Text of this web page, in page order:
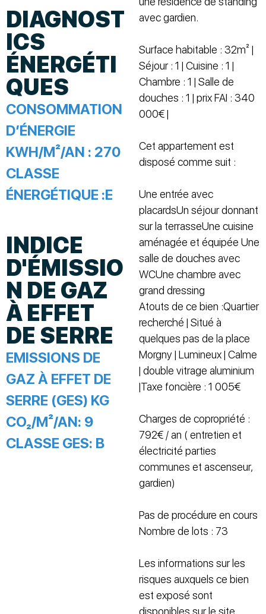
DIAGNOST
ICS
ÉNERGÉTI
QUES
CONSOMMATION
D’ÉNERGIE
KWH/M²/AN : 270
CLASSE
ÉNERGÉTIQUE :E
INDICE
D'ÉMISSIO
N DE GAZ
À EFFET
DE SERRE
EMISSIONS DE
GAZ À EFFET DE
SERRE (GES) KG
CO₂/M²/AN: 9
CLASSE GES: B
avec gardien.
Surface habitable : 32m² |
Séjour : 1 | Cuisine : 1 |
Chambre : 1 | Salle de
douches : 1 | prix FAI : 340
000€ |
Cet appartement est
disposé comme suit :
Une entrée avec
placardsUn séjour donnant
sur la terrasseUne cuisine
aménagée et équipée Une
salle de douches avec
WCUne chambre avec
grand dressing
Atouts de ce bien :Quartier
recherché | Situé à
quelques pas de la place
Morgny | Lumineux | Calme
| double vitrage aluminium
|Taxe foncière : 1 005€
Charges de copropriété :
792€ / an ( entretien et
électricité parties
communes et ascenseur,
gardien)
Pas de procédure en cours
Nombre de lots : 73
Les informations sur les
risques auxquels ce bien
est exposé sont
disponibles sur le site